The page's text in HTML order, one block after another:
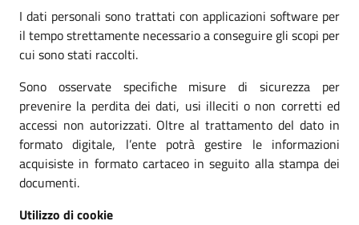
I dati personali sono trattati con applicazioni software per
il tempo strettamente necessario a conseguire gli scopi per
cui sono stati raccolti.
Sono osservate specifiche misure di sicurezza per
prevenire la perdita dei dati, usi illeciti o non corretti ed
accessi non autorizzati. Oltre al trattamento del dato in
formato digitale, l’ente potrà gestire le informazioni
acquisiste in formato cartaceo in seguito alla stampa dei
documenti.
Utilizzo di cookie